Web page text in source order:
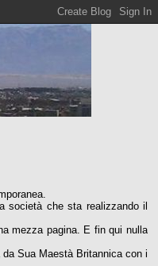
società che sta realizzando il
mezza pagina. E fin qui nulla
da Sua Maestà Britannica con i